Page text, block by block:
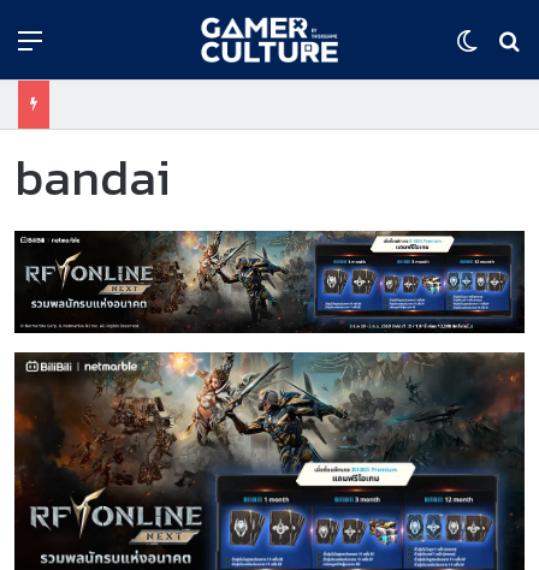
bandai